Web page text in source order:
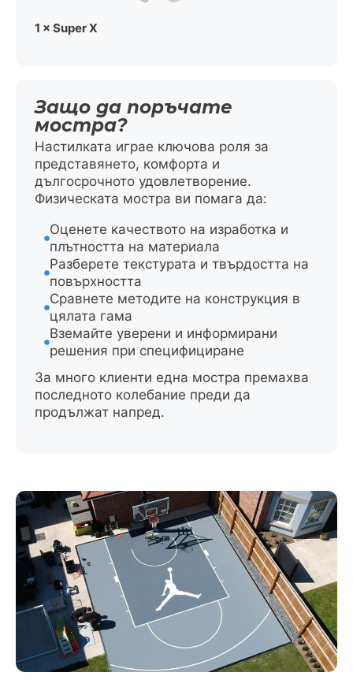
1 × Super X
Защо да поръчате
мостра?
Настилката играе ключова роля за
представянето, комфорта и
дългосрочното удовлетворение.
Физическата мостра ви помага да:
Оценете качеството на изработка и
плътността на материала
Разберете текстурата и твърдостта на
повърхността
Сравнете методите на конструкция в
цялата гама
Вземайте уверени и информирани
решения при специфициране
За много клиенти една мостра премахва
последното колебание преди да
продължат напред.